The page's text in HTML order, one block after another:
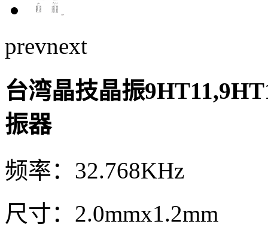
prevnext
台湾晶技晶振
振器
频率：32.768KHz
尺寸：2.0mmx1.2mm